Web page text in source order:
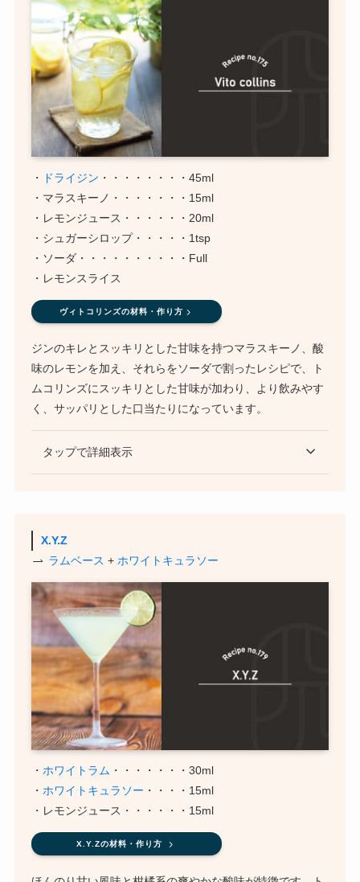
・ ドライジン ・・・・・・・・45ml
・マラスキーノ・・・・・・・15ml
・レモンジュース・・・・・・20ml
・シュガーシロップ・・・・・1tsp
・ソーダ・・・・・・・・・・Full
・レモンスライス
ヴィトコリンズの材料・作り方
ジンのキレとスッキリとした甘味を持つマラスキーノ、酸
味のレモンを加え、それらをソーダで割ったレシピで、ト
ムコリンズにスッキリとした甘味が加わり、より飲みやす
く、サッパリとした口当たりになっています。
タップで詳細表示
X.Y.Z
ラムベース + ホワイトキュラソー
・ ホワイトラム ・・・・・・・30ml
・ ホワイトキュラソー ・・・・15ml
・レモンジュース・・・・・・15ml
X.Y.Zの材料・作り方